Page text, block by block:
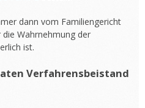
dann vom Familiengericht
Wahrnehmung der
ist.
Verfahrensbeistand